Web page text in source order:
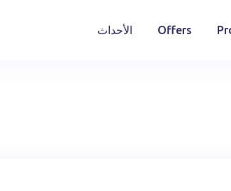
Offers الأحداث